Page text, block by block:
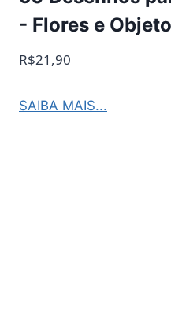
- Flores e
R$21,90
SAIBA MAIS...